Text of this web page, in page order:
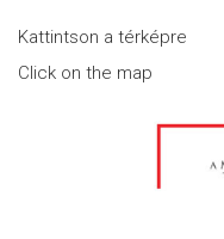
Kattintson a térképre
Click on the map